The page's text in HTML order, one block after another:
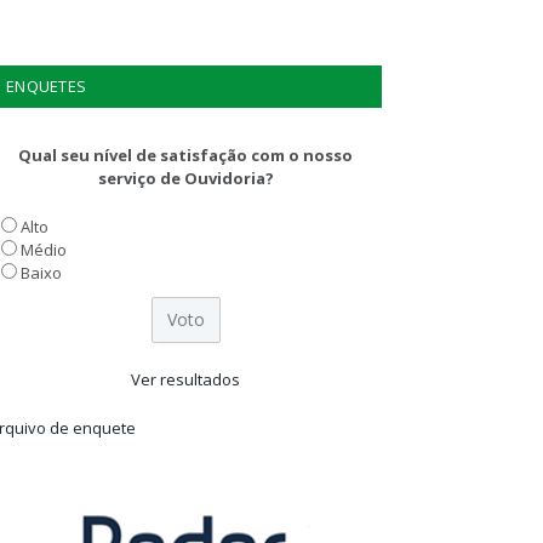
ENQUETES
Qual seu nível de satisfação com o nosso
serviço de Ouvidoria?
Alto
Médio
Baixo
Ver resultados
de enquete